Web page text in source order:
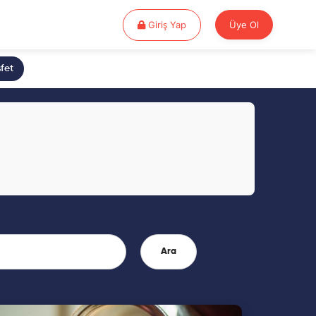
Giriş YapGiriş Yap Üye Ol
Ara